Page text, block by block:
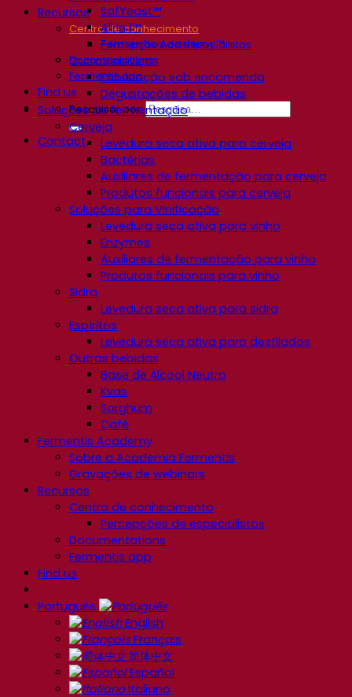
Recursos
Centro de conhecimento
Percepções de especialistas
Documentations
Fermentis app
Find us
Pesquisar por:
Contact
SafYeast™
All In 1™
Fermentis Academy™
Outros serviços
Fabricação sob encomenda
Degustações de bebidas
Soluções de fermentação
Cerveja
Levedura seca ativa para cerveja
Bactérias
Auxiliares de fermentação para cerveja
Produtos funcionais para cerveja
Soluções para Vinificação
Levedura seca ativa para vinho
Enzymes
Auxiliares de fermentação para vinho
Produtos funcionais para vinho
Sidra
Levedura seca ativa para sidra
Espíritos
Levedura seca ativa para destilados
Outras bebidas
Base de Álcool Neutro
Kvas
Sorghum
Café
Fermentis Academy
Sobre a Academia Fermentis
Gravações de webinars
Recursos
Centro de conhecimento
Percepções de especialistas
Documentations
Fermentis app
Find us
Português
English
Français
简体中文
Español
Italiano